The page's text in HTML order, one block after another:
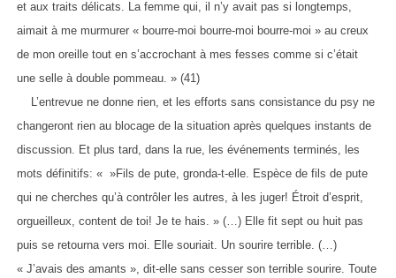
et aux traits délicats. La femme qui, il n’y avait pas si longtemps,
aimait à me murmurer « bourre-moi bourre-moi bourre-moi » au creux
de mon oreille tout en s’accrochant à mes fesses comme si c’était
une selle à double pommeau. » (41)
L’entrevue ne donne rien, et les efforts sans consistance du psy ne
changeront rien au blocage de la situation après quelques instants de
discussion. Et plus tard, dans la rue, les événements terminés, les
mots définitifs: « »Fils de pute, gronda-t-elle. Espèce de fils de pute
qui ne cherches qu’à contrôler les autres, à les juger! Étroit d’esprit,
orgueilleux, content de toi! Je te hais. » (…) Elle fit sept ou huit pas
puis se retourna vers moi. Elle souriait. Un sourire terrible. (…)
« J’avais des amants », dit-elle sans cesser son terrible sourire. Toute